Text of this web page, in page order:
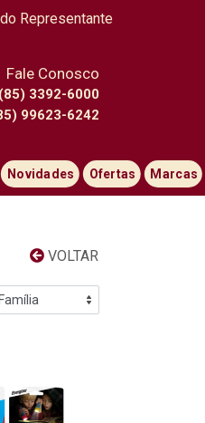
Representante
Fale Conosco
(85) 3392-6000
99623-6242
Novidades Ofertas Marcas
VOLTAR